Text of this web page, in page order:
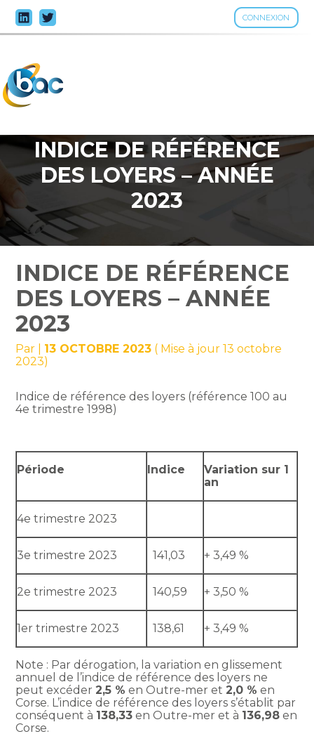
CONNEXION
Aller
au
INDICE DE RÉFÉRENCE
DES LOYERS – ANNÉE
2023
INDICE DE RÉFÉRENCE
DES LOYERS – ANNÉE
2023
Par 13 OCTOBRE 2023 ( Mise à jour 13 octobre
2023)
Indice de référence des loyers (référence 100 au
4e trimestre 1998)
Période Indice
Variation sur 1
an
4e trimestre 2023
3e trimestre 2023 141,03 + 3,49 %
2e trimestre 2023 140,59 + 3,50 %
1er trimestre 2023 138,61 + 3,49 %
Note : Par dérogation, la variation en glissement
annuel de l’indice de référence des loyers ne
peut excéder 2,5 % en Outre-mer et 2,0 % en
Corse. L’indice de référence des loyers s’établit par
conséquent à 138,33 en Outre-mer et à 136,98 en
Corse.